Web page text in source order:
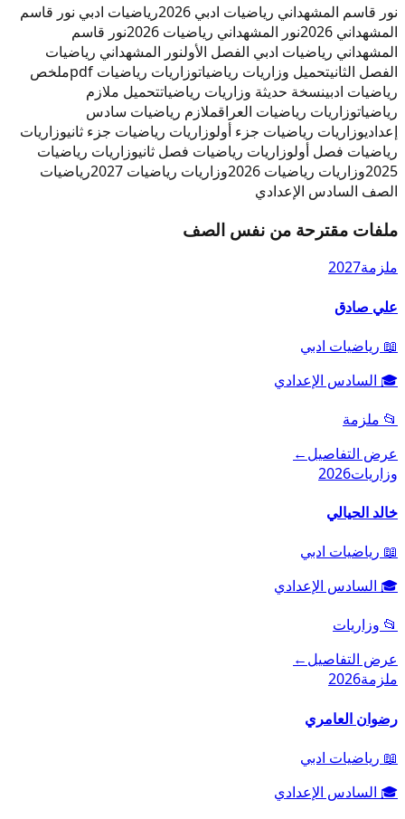
نور قاسم المشهداني رياضيات ادبي 2026
رياضيات ادبي نور قاسم
المشهداني 2026
نور المشهداني رياضيات 2026
نور قاسم
المشهداني رياضيات ادبي الفصل الأولنور المشهداني رياضيات
الفصل الثانيتحميل وزاريات رياضياتوزاريات رياضيات pdf
ملخص
رياضيات ادبينسخة حديثة وزاريات رياضياتتحميل ملازم
رياضياتوزاريات رياضيات العراقملازم رياضيات سادس
إعداديوزاريات رياضيات جزء أولوزاريات رياضيات جزء ثانيوزاريات
رياضيات فصل أولوزاريات رياضيات فصل ثانيوزاريات رياضيات
2025وزاريات رياضيات 2026 وزاريات رياضيات 2027
رياضيات
الصف السادس الإعدادي
ملفات مقترحة من نفس الصف
ملزمة2027
علي صادق
📖 رياضيات ادبي
🎓 السادس الإعدادي
📂 ملزمة
عرض التفاصيل←
وزاريات2026
خالد الحيالي
📖 رياضيات ادبي
🎓 السادس الإعدادي
📂 وزاريات
عرض التفاصيل←
ملزمة2026
رضوان العامري
📖 رياضيات ادبي
🎓 السادس الإعدادي